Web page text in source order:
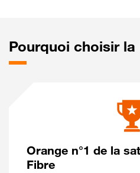
Pourquoi choisir la
Orange n°1 de la
Fibre